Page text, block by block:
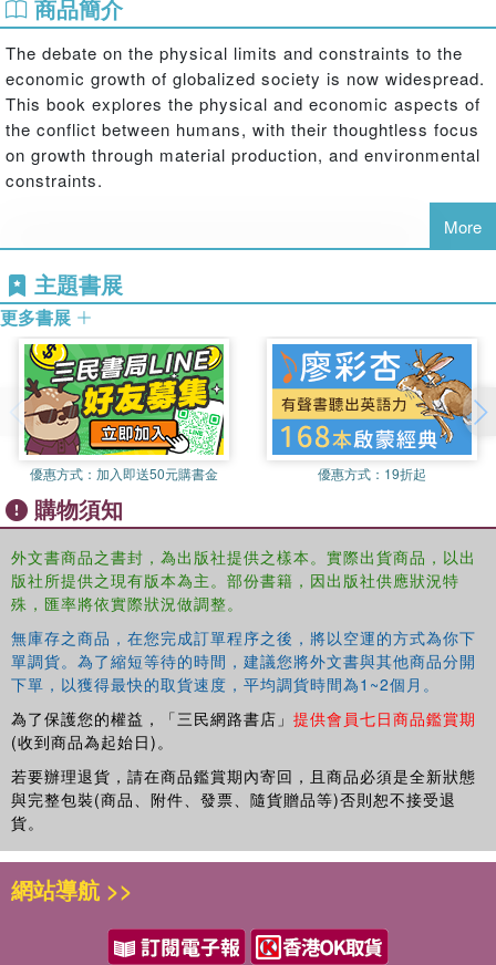
商品簡介
The debate on the physical limits and constraints to the
economic growth of globalized society is now widespread.
This book explores the physical and economic aspects of
the conflict between humans, with their thoughtless focus
on growth through material production, and environmental
constraints.
resources and the latest science on climate change,
Physical Limits to Economic Growth
which provide a broad and comprehensive picture of the
conflict between humans and environmental constraints.
The authors approach goes beyond the boundaries of
specialized disciplines to explore climate change,
resource depletion, technical innovation and the
interactions between these within the socio-economic-
institutional systems we live in. This volume looks at
opportunities for rethinking these systems if we moved
away from fossil fuel dependence, while considering the
status of current mainstream economic thinking around
this subject.
Physical Limits to Economic Growth
provides a genuine interdisciplinary examination of the
physical limits to economic growth. It will be of interest to
both students and academics in various disciplines in the
areas of natural sciences, climate change and economics.
More
主題書展
更多書展
優惠方式： 加入即送50元購書金 優惠方式： 19折起
購物須知
外文書商品之書封，為出版社提供之樣本。實際出貨商品，以出
版社所提供之現有版本為主。部份書籍，因出版社供應狀況特
殊，匯率將依實際狀況做調整。
無庫存之商品，在您完成訂單程序之後，將以空運的方式為你下
單調貨。為了縮短等待的時間，建議您將外文書與其他商品分開
下單，以獲得最快的取貨速度，平均調貨時間為1~2個月。
為了保護您的權益，「三民網路書店」 提供會員七日商品鑑賞期
(收到商品為起始日)。
若要辦理退貨，請在商品鑑賞期內寄回，且商品必須是全新狀態
與完整包裝(商品、附件、發票、隨貨贈品等)否則恕不接受退
貨。
網站導航 >>